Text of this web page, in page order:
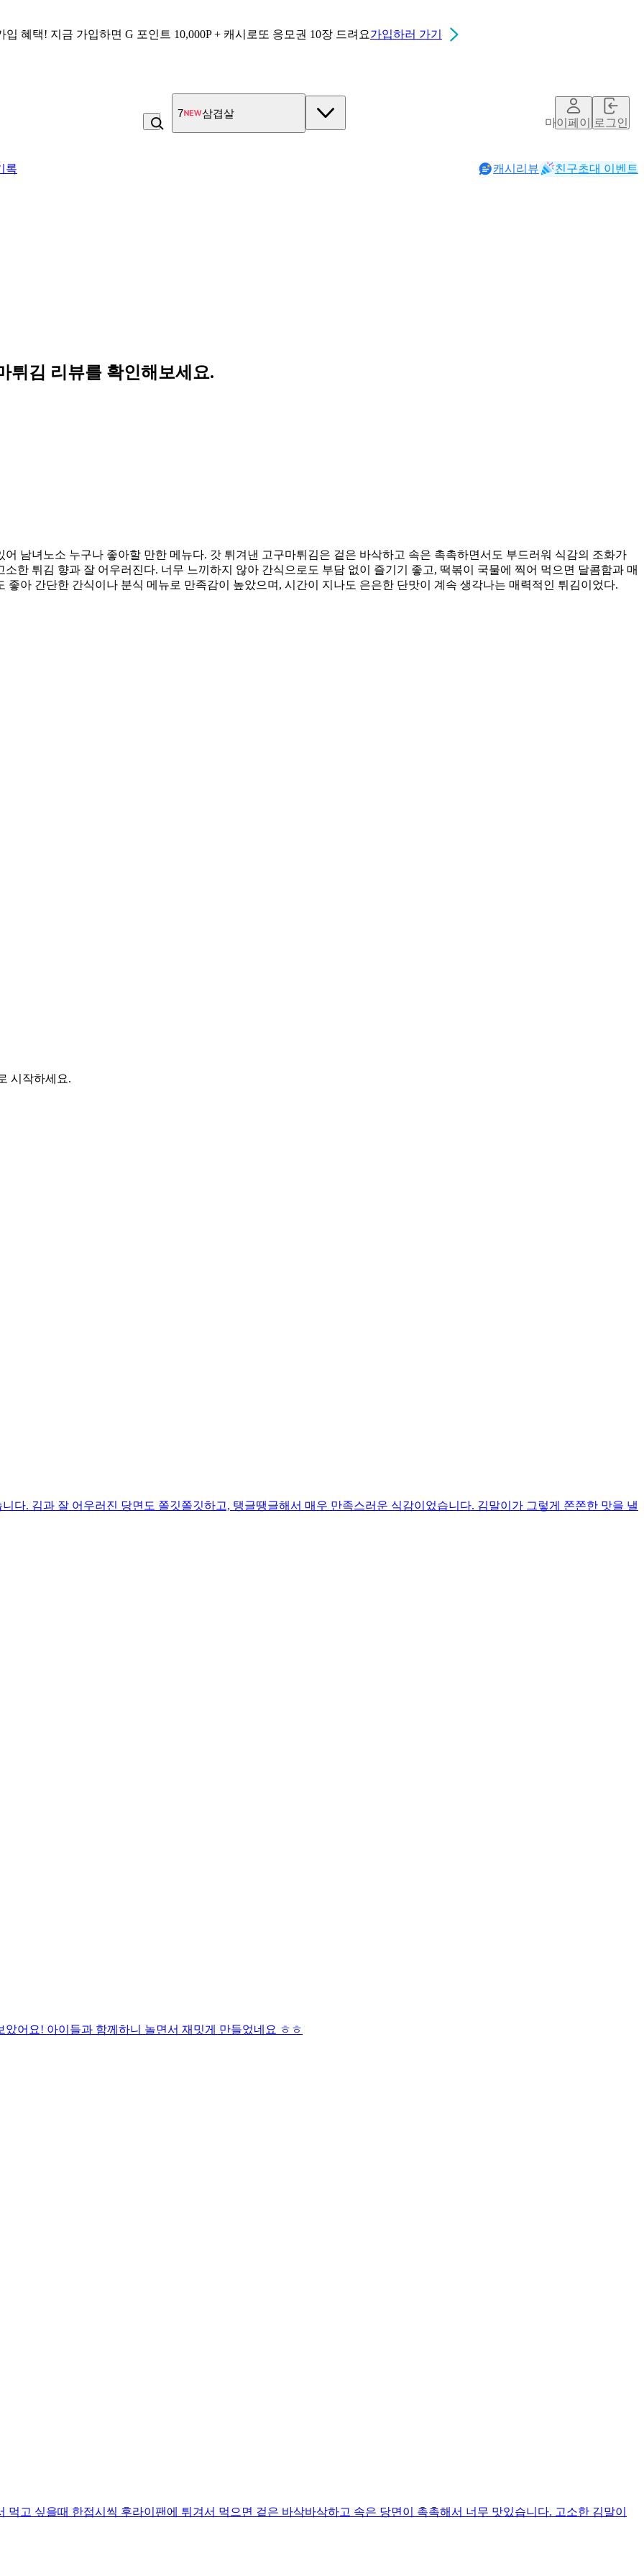
입 혜택! 지금 가입하면 G 포인트 10,000P + 캐시로또 응모권 10장 드려요가입하러 가기
7 삼겹살
마이페이지로그인
록 캐시리뷰 친구초대 이벤트
튀김 리뷰를 확인해보세요.
남녀노소 누구나 좋아할 만한 메뉴다. 갓 튀겨낸 고구마튀김은 겉은 바삭하고 속은 촉촉하면서도 부드러워 식감의 조화가
한 튀김 향과 잘 어우러진다. 너무 느끼하지 않아 간식으로도 부담 없이 즐기기 좋고, 떡볶이 국물에 찍어 먹으면 달콤함과 매
아 간단한 간식이나 분식 메뉴로 만족감이 높았으며, 시간이 지나도 은은한 단맛이 계속 생각나는 매력적인 튀김이었다.
시작하세요.
다. 김과 잘 어우러진 당면도 쫄깃쫄깃하고, 탱글땡글해서 매우 만족스러운 식감이었습니다. 김말이가 그렇게 쫀쫀한 맛을 낼
어요! 아이들과 함께하니 놀면서 재밋게 만들었네요 ㅎㅎ
고 싶을때 한접시씩 후라이팬에 튀겨서 먹으면 겉은 바삭바삭하고 속은 당면이 촉촉해서 너무 맛있습니다. 고소한 김말이